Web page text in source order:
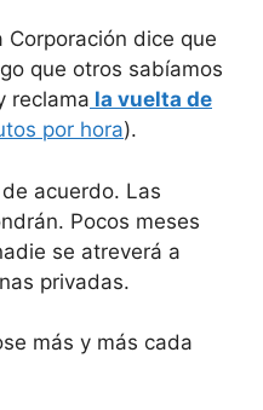
dice que
que otros sabíamos
reclama la vuelta de
por hora).
acuerdo. Las
Pocos meses
se atreverá a
privadas.
más y más cada